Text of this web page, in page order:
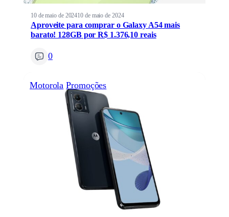
10 de maio de 202410 de maio de 2024
Aproveite para comprar o Galaxy A54 mais
barato! 128GB por R$ 1.376,10 reais
0
Motorola Promoções